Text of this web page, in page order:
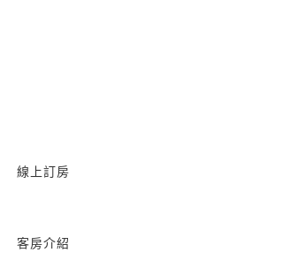
線上訂房
客房介紹